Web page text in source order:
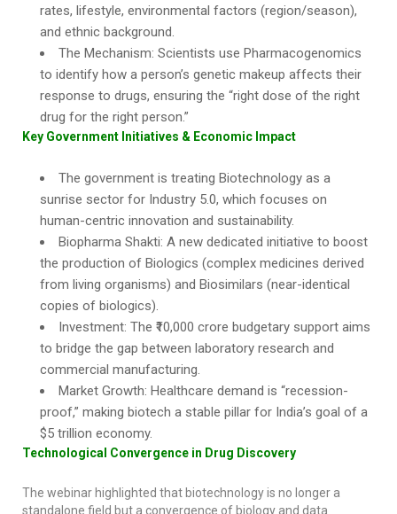
rates, lifestyle, environmental factors (region/season),
and ethnic background.
The Mechanism: Scientists use Pharmacogenomics
to identify how a person’s genetic makeup affects their
response to drugs, ensuring the “right dose of the right
drug for the right person.”
Key Government Initiatives & Economic Impact
The government is treating Biotechnology as a
sunrise sector for Industry 5.0, which focuses on
human-centric innovation and sustainability.
Biopharma Shakti: A new dedicated initiative to boost
the production of Biologics (complex medicines derived
from living organisms) and Biosimilars (near-identical
copies of biologics).
Investment: The ₹10,000 crore budgetary support aims
to bridge the gap between laboratory research and
commercial manufacturing.
Market Growth: Healthcare demand is “recession-
proof,” making biotech a stable pillar for India’s goal of a
$5 trillion economy.
Technological Convergence in Drug Discovery
The webinar highlighted that biotechnology is no longer a
standalone field but a convergence of biology and data